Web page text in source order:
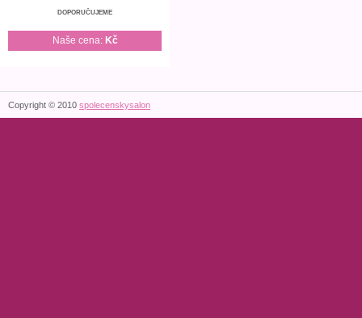
DOPORUČUJEME
Naše cena: Kč
Copyright © 2010 spolecenskysalon